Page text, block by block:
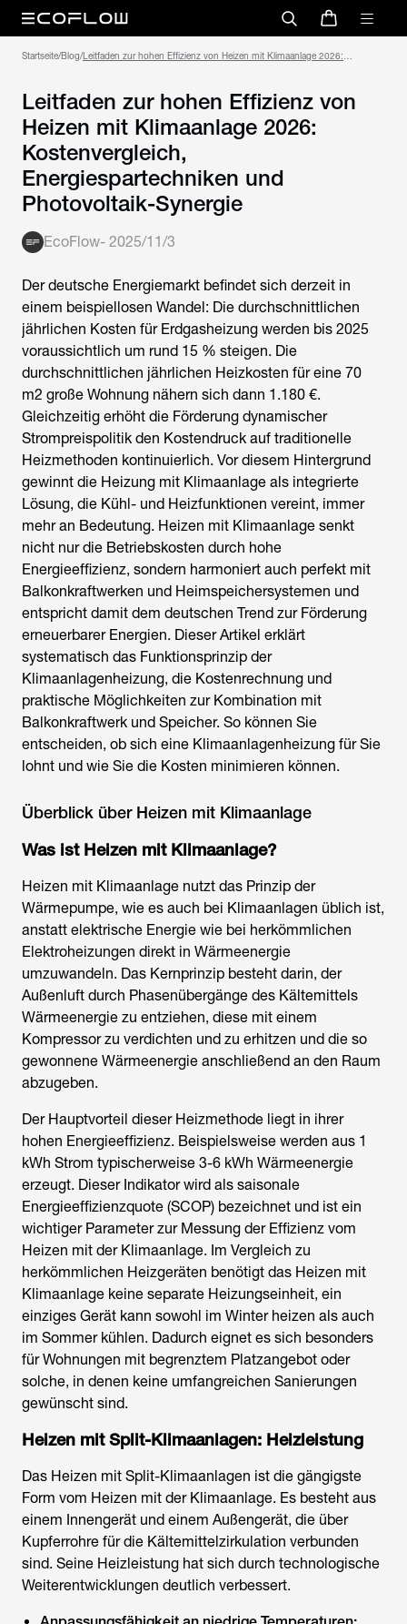
Startseite/Blog/Leitfaden zur hohen Effizienz von Heizen mit Klimaanlage 2026:
Leitfaden zur hohen Effizienz von
Heizen mit Klimaanlage 2026:
Kostenvergleich,
Energiespartechniken und
Photovoltaik-Synergie
EcoFlow- 2025/11/3
Der deutsche Energiemarkt befindet sich derzeit in
einem beispiellosen Wandel: Die durchschnittlichen
jährlichen Kosten für Erdgasheizung werden bis 2025
voraussichtlich um rund 15 % steigen. Die
durchschnittlichen jährlichen Heizkosten für eine 70
m2 große Wohnung nähern sich dann 1.180 €.
Gleichzeitig erhöht die Förderung dynamischer
Strompreispolitik den Kostendruck auf traditionelle
Heizmethoden kontinuierlich. Vor diesem Hintergrund
gewinnt die Heizung mit Klimaanlage als integrierte
Lösung, die Kühl- und Heizfunktionen vereint, immer
mehr an Bedeutung. Heizen mit Klimaanlage senkt
nicht nur die Betriebskosten durch hohe
Energieeffizienz, sondern harmoniert auch perfekt mit
Balkonkraftwerken und Heimspeichersystemen und
entspricht damit dem deutschen Trend zur Förderung
erneuerbarer Energien. Dieser Artikel erklärt
systematisch das Funktionsprinzip der
Klimaanlagenheizung, die Kostenrechnung und
praktische Möglichkeiten zur Kombination mit
Balkonkraftwerk und Speicher. So können Sie
entscheiden, ob sich eine Klimaanlagenheizung für Sie
lohnt und wie Sie die Kosten minimieren können.
Überblick über Heizen mit Klimaanlage
Was ist Heizen mit Klimaanlage?
Heizen mit Klimaanlage nutzt das Prinzip der
Wärmepumpe, wie es auch bei Klimaanlagen üblich ist,
anstatt elektrische Energie wie bei herkömmlichen
Elektroheizungen direkt in Wärmeenergie
umzuwandeln. Das Kernprinzip besteht darin, der
Außenluft durch Phasenübergänge des Kältemittels
Wärmeenergie zu entziehen, diese mit einem
Kompressor zu verdichten und zu erhitzen und die so
gewonnene Wärmeenergie anschließend an den Raum
abzugeben.
Der Hauptvorteil dieser Heizmethode liegt in ihrer
hohen Energieeffizienz. Beispielsweise werden aus 1
kWh Strom typischerweise 3-6 kWh Wärmeenergie
erzeugt. Dieser Indikator wird als saisonale
Energieeffizienzquote (SCOP) bezeichnet und ist ein
wichtiger Parameter zur Messung der Effizienz vom
Heizen mit der Klimaanlage. Im Vergleich zu
herkömmlichen Heizgeräten benötigt das Heizen mit
Klimaanlage keine separate Heizungseinheit, ein
einziges Gerät kann sowohl im Winter heizen als auch
im Sommer kühlen. Dadurch eignet es sich besonders
für Wohnungen mit begrenztem Platzangebot oder
solche, in denen keine umfangreichen Sanierungen
gewünscht sind.
Heizen mit Split-Klimaanlagen: Heizleistung
Das Heizen mit Split-Klimaanlagen ist die gängigste
Form vom Heizen mit der Klimaanlage. Es besteht aus
einem Innengerät und einem Außengerät, die über
Kupferrohre für die Kältemittelzirkulation verbunden
sind. Seine Heizleistung hat sich durch technologische
Weiterentwicklungen deutlich verbessert.